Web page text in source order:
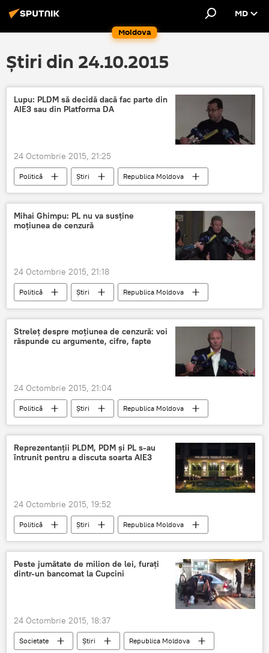
Moldova
MD
Știri din 24.10.2015
Lupu: PLDM să decidă dacă fac parte din
AIE3 sau din Platforma DA
24 Octombrie 2015, 21:25
Politică Știri
Republica Moldova
Platforma DA
Marian Lupu AIE3
Mihai Ghimpu: PL nu va susţine
moţiunea de cenzură
24 Octombrie 2015, 21:18
Politică Știri
Republica Moldova
Mihai Ghimpu
AIE3
Moţiune de cenzură
Streleţ despre moţiunea de cenzură: voi
răspunde cu argumente, cifre, fapte
24 Octombrie 2015, 21:04
Politică Știri
Republica Moldova
Streleţ
Reprezentanţii PLDM, PDM şi PL s-au
întrunit pentru a discuta soarta AIE3
24 Octombrie 2015, 19:52
Politică Știri
Republica Moldova
PLDM
PDM PL
Alianţa
Întrunire
Discuţii
Peste jumătate de milion de lei, furaţi
dintr-un bancomat la Cupcini
24 Octombrie 2015, 18:37
Societate Știri
Republica Moldova